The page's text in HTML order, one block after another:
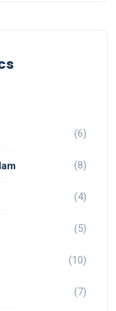
(6)
(8)
(4)
(5)
(10)
(7)